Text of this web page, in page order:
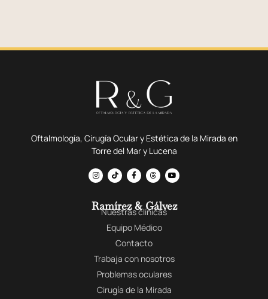
Oftalmología, Cirugía Ocular y Estética de la Mirada en
Torre del Mar y Lucena
Ramírez & Gálvez
Nuestras clínicas
Equipo Médico
Contacto
Trabaja con nosotros
Problemas oculares
Cirugía de la Mirada